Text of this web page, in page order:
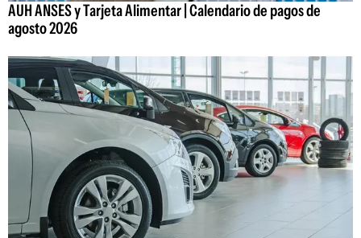
AUH ANSES y Tarjeta Alimentar | Calendario de pagos de
agosto 2026